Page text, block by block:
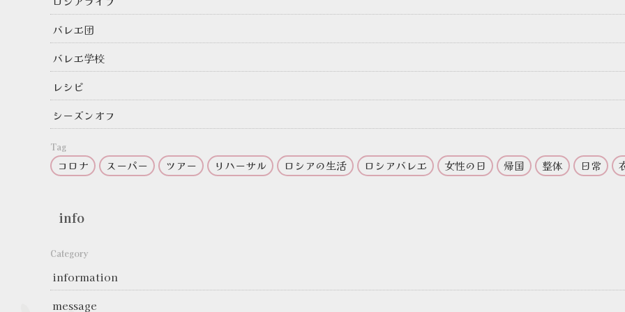
バレエ団
バレエ学校
レシピ
シーズンオフ
Tag
コロナ スーパー ツアー リハーサル ロシアの生活 ロシアバレエ 女性の日 帰国 整体 日常
info
Category
information
message